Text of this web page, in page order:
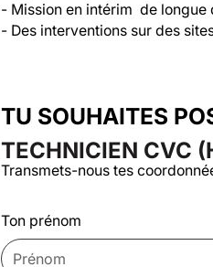
- Mission en intérim  de longue
- Des interventions sur des
TU SOUHAITES
TECHNICIEN CVC
Transmets-nous tes
Ton prénom